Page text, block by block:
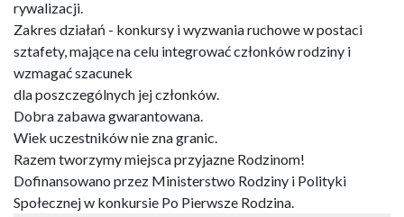
rywalizacji.
Zakres działań - konkursy i wyzwania ruchowe w postaci
sztafety, mające na celu integrować członków rodziny i
wzmagać szacunek
dla poszczególnych jej członków.
Dobra zabawa gwarantowana.
Wiek uczestników nie zna granic.
Razem tworzymy miejsca przyjazne Rodzinom!
Dofinansowano przez Ministerstwo Rodziny i Polityki
Społecznej w konkursie Po Pierwsze Rodzina.